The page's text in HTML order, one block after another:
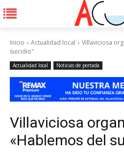
Inicio Actualidad local
Villaviciosa
suicidio"
Actualidad local Noticias de portada
Villaviciosa
«Hablemos del